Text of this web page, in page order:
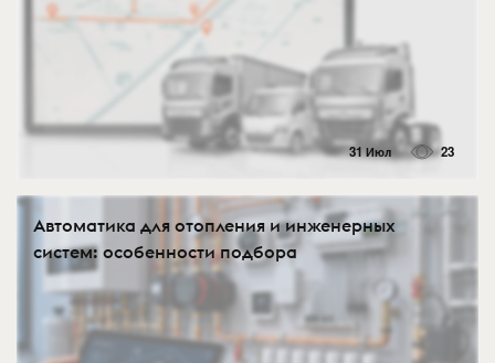
31 Июл 23
Автоматика для отопления и инженерных
систем: особенности подбора